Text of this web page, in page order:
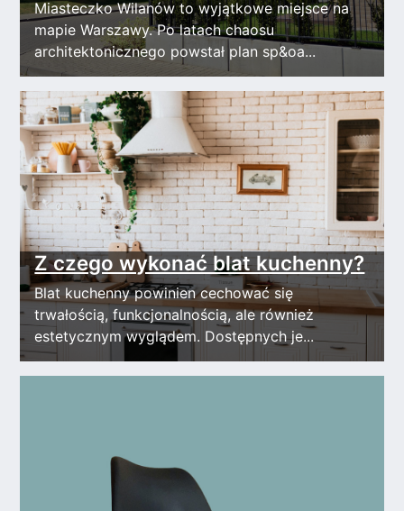
Miasteczko Wilanów to wyjątkowe miejsce na
mapie Warszawy. Po latach chaosu
architektonicznego powstał plan sp&oa...
Z czego wykonać blat kuchenny?
Blat kuchenny powinien cechować się
trwałością, funkcjonalnością, ale również
estetycznym wyglądem. Dostępnych je...